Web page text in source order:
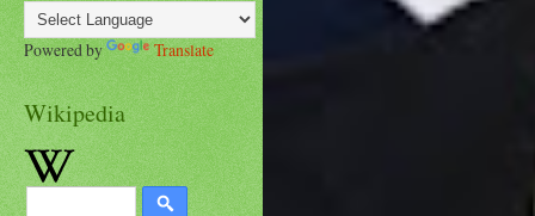
Powered by Translate
Wikipedia